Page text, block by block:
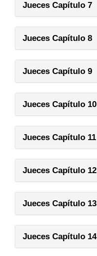
Jueces Capítulo 7
Jueces Capítulo 8
Jueces Capítulo 9
Jueces Capítulo 10
Jueces Capítulo 11
Jueces Capítulo 12
Jueces Capítulo 13
Jueces Capítulo 14